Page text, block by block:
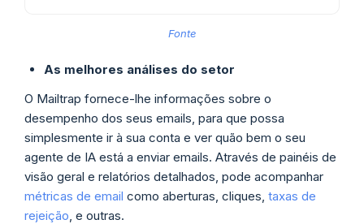
Fonte
As melhores análises do setor
O Mailtrap fornece-lhe informações sobre o
desempenho dos seus emails, para que possa
simplesmente ir à sua conta e ver quão bem o seu
agente de IA está a enviar emails. Através de painéis de
visão geral e relatórios detalhados, pode acompanhar
métricas de email como aberturas, cliques, taxas de
rejeição , e outras.